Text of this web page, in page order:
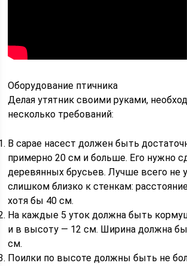
Оборудование птичника
Делая утятник своими руками,
несколько требований:
В сарае насест должен быть
примерно 20 см и больше. Его нужно
деревянных брусьев. Лучше всего не
слишком близко к стенкам:
хотя бы 40 см.
На каждые 5 уток должна быть
и в высоту — 12 см. Ширина должна
см.
Поилки по высоте должны быть не